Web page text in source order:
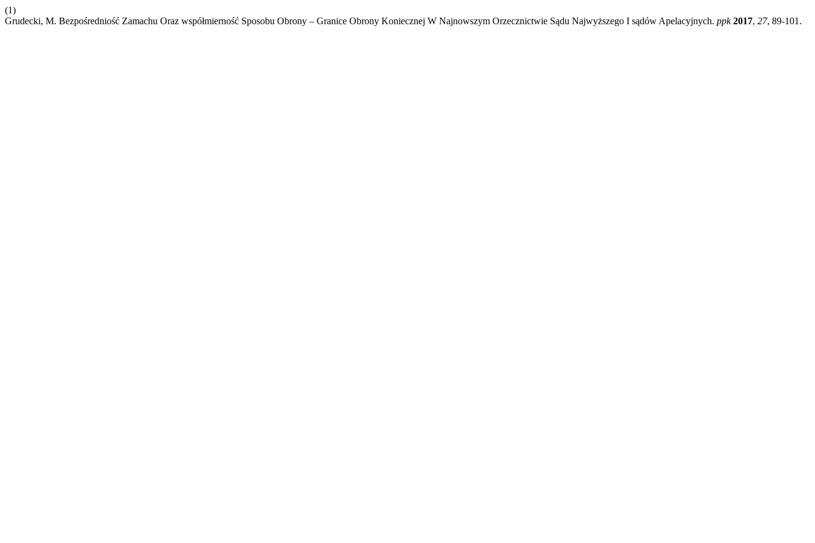
(1)
Grudecki, M. Bezpośredniość Zamachu Oraz współmierność Sposobu Obrony – Granice Obrony Koniecznej W Najnowszym Orzecznictwie Sądu Najwyższego I sądów Apelacyjnych. ppk 2017, 27, 89-101.